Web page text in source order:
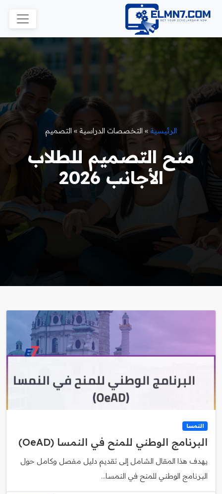
الرئيسية » التخصصات الدراسية » التصميم
منح التصميم للطلاب
الأجانب 2026
النمسا
البرنامج الوطني للمنح في النمسا (OeAD)
يهدف هذا المقال الشامل إلى تقديم دليل مفصل وكامل حول
البرنامج الوطني للمنح في النمسا...